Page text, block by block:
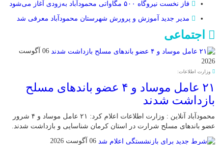
فاز نخست نیروگاه ۵۰۰ مگاواتی محمودآباد به‌زودی آغاز می‌شود
مدیر جدید آموزش و پرورش شهرستان محمودآباد معرفی شد
اجتماعی
06 آگوست
2026
وزارت اطلاعات:
۲۱ عامل موساد و ۴ عضو باند‌های مسلح
بازداشت شدند
محمودآباد آنلاین : وزارت اطلاعات اعلام کرد: ۲۱ عامل موساد و ۴ شرور
عضو باند‌های مسلح شرارت در استان کرمان شناسایی و بازداشت شدند.
06 آگوست 2026